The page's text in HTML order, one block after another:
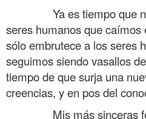
Ya es tiempo que
seres humanos que caímos
sólo embrutece a los seres
seguimos siendo vasallos
tiempo de que surja una
creencias, y en pos del
Mis más sinceras